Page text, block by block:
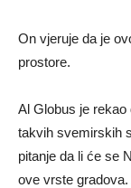
On vjeruje da je
prostore.
Al Globus je
takvih svemirskih
pitanje da li će se
ove vrste